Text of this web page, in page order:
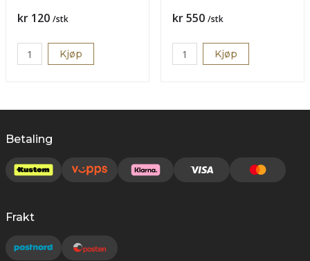
Pris
kr 120 /stk
Kjøp
Pris
kr 550 /stk
Kjøp
Betaling
Frakt